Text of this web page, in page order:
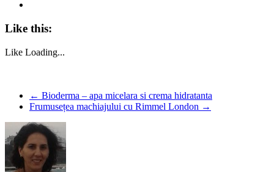
Like this:
Like Loading...
← Bioderma – apa micelara si crema hidratanta
Frumusețea machiajului cu Rimmel London →